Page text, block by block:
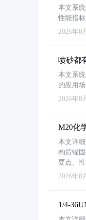
本文系
性能指
2026年8
喷砂都
本文系
的应用
2026年8
M20化
本文详
构后锚
要点、
2026年8
1/4-